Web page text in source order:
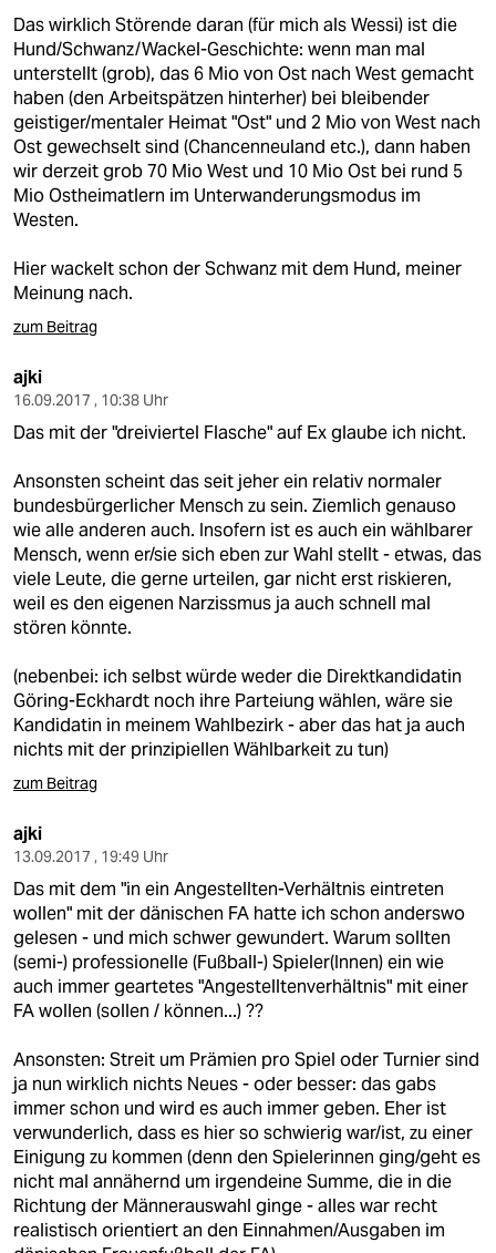
Das wirklich Störende daran (für mich als Wessi) ist die
Hund/Schwanz/Wackel-Geschichte: wenn man mal
unterstellt (grob), das 6 Mio von Ost nach West gemacht
haben (den Arbeitspätzen hinterher) bei bleibender
geistiger/mentaler Heimat "Ost" und 2 Mio von West nach
Ost gewechselt sind (Chancenneuland etc.), dann haben
wir derzeit grob 70 Mio West und 10 Mio Ost bei rund 5
Mio Ostheimatlern im Unterwanderungsmodus im
Westen.
Hier wackelt schon der Schwanz mit dem Hund, meiner
Meinung nach.
zum Beitrag
ajki
16.09.2017 , 10:38 Uhr
Das mit der "dreiviertel Flasche" auf Ex glaube ich nicht.
Ansonsten scheint das seit jeher ein relativ normaler
bundesbürgerlicher Mensch zu sein. Ziemlich genauso
wie alle anderen auch. Insofern ist es auch ein wählbarer
Mensch, wenn er/sie sich eben zur Wahl stellt - etwas, das
viele Leute, die gerne urteilen, gar nicht erst riskieren,
weil es den eigenen Narzissmus ja auch schnell mal
stören könnte.
(nebenbei: ich selbst würde weder die Direktkandidatin
Göring-Eckhardt noch ihre Parteiung wählen, wäre sie
Kandidatin in meinem Wahlbezirk - aber das hat ja auch
nichts mit der prinzipiellen Wählbarkeit zu tun)
zum Beitrag
ajki
13.09.2017 , 19:49 Uhr
Das mit dem "in ein Angestellten-Verhältnis eintreten
wollen" mit der dänischen FA hatte ich schon anderswo
gelesen - und mich schwer gewundert. Warum sollten
(semi-) professionelle (Fußball-) Spieler(Innen) ein wie
auch immer geartetes "Angestelltenverhältnis" mit einer
FA wollen (sollen / können...) ??
Ansonsten: Streit um Prämien pro Spiel oder Turnier sind
ja nun wirklich nichts Neues - oder besser: das gabs
immer schon und wird es auch immer geben. Eher ist
verwunderlich, dass es hier so schwierig war/ist, zu einer
Einigung zu kommen (denn den Spielerinnen ging/geht es
nicht mal annähernd um irgendeine Summe, die in die
Richtung der Männerauswahl ginge - alles war recht
realistisch orientiert an den Einnahmen/Ausgaben im